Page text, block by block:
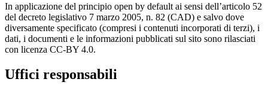
In applicazione del principio open by default ai sensi dell’articolo 52
del decreto legislativo 7 marzo 2005, n. 82 (CAD) e salvo dove
diversamente specificato (compresi i contenuti incorporati di terzi), i
dati, i documenti e le informazioni pubblicati sul sito sono rilasciati
con licenza CC-BY 4.0.
Uffici responsabili